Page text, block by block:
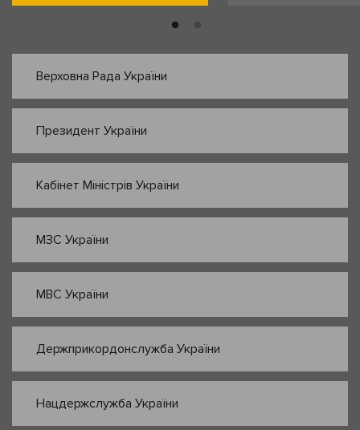
Верховна Рада України
Президент України
Кабінет Міністрів України
МЗС України
МВС України
Держприкордонслужба України
Нацдержслужба України